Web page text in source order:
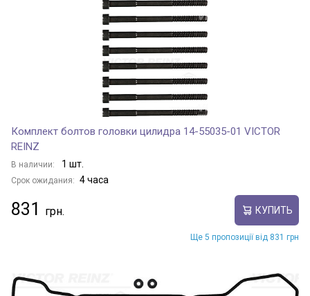
Комплект болтов головки цилидра 14-55035-01 VICTOR
REINZ
В наличии: 1 шт.
Срок ожидания: 4 часа
831 КУПИТЬ
Ще 5 пропозиції від 831 грн